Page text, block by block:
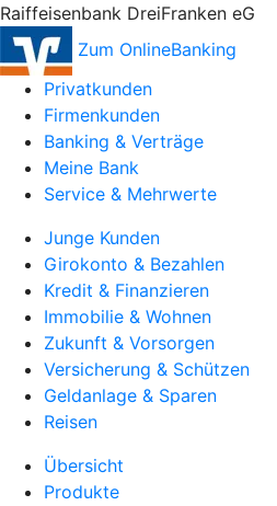
Raiffeisenbank DreiFranken eG
Zum OnlineBanking
Privatkunden
Firmenkunden
Banking & Verträge
Meine Bank
Service & Mehrwerte
Junge Kunden
Girokonto & Bezahlen
Kredit & Finanzieren
Immobilie & Wohnen
Zukunft & Vorsorgen
Versicherung & Schützen
Geldanlage & Sparen
Reisen
Übersicht
Produkte